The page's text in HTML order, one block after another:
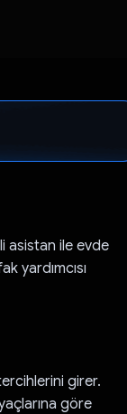
asistan ile evde
yardımcısı
girer.
göre